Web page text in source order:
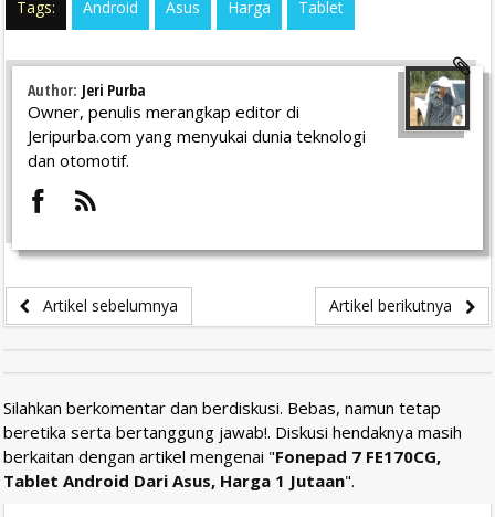
Tags: Android Asus Harga Tablet
Author: Jeri Purba
Owner, penulis merangkap editor di
Jeripurba.com yang menyukai dunia teknologi
dan otomotif.
Artikel sebelumnya Artikel berikutnya
Silahkan berkomentar dan berdiskusi. Bebas, namun tetap
beretika serta bertanggung jawab!. Diskusi hendaknya masih
berkaitan dengan artikel mengenai "Fonepad 7 FE170CG,
Tablet Android Dari Asus, Harga 1 Jutaan".